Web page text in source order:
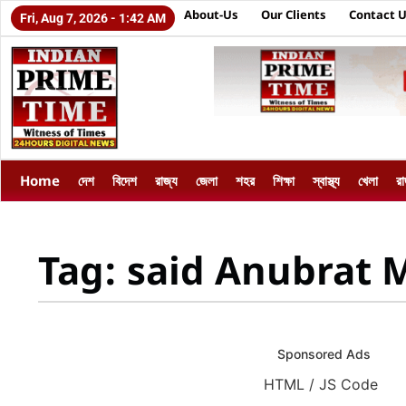
Fri, Aug 7, 2026 - 1:42 AM About-Us Our Clients Contact
Home দেশ বিদেশ রাজ্য জেলা শহর শিক্ষা স্বাস্থ্য খেলা
Tag: said Anubrat
Sponsored Ads
HTML / JS Code